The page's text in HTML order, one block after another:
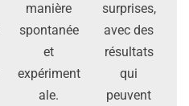
manière
spontanée
et
expériment
ale.
surprises,
avec des
résultats
qui
peuvent